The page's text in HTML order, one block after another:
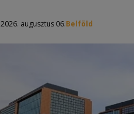
2026. augusztus 06.Belföld